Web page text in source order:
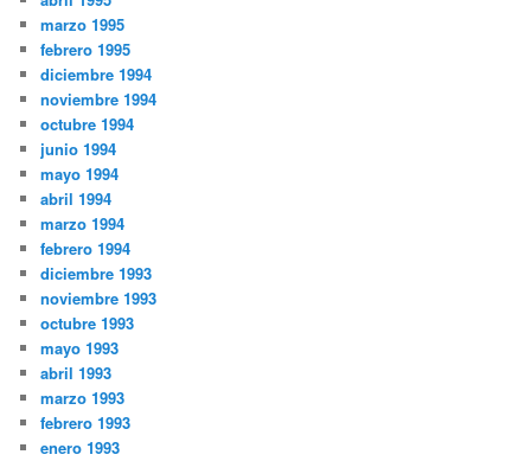
marzo 1995
febrero 1995
diciembre 1994
noviembre 1994
octubre 1994
junio 1994
mayo 1994
abril 1994
marzo 1994
febrero 1994
diciembre 1993
noviembre 1993
octubre 1993
mayo 1993
abril 1993
marzo 1993
febrero 1993
enero 1993